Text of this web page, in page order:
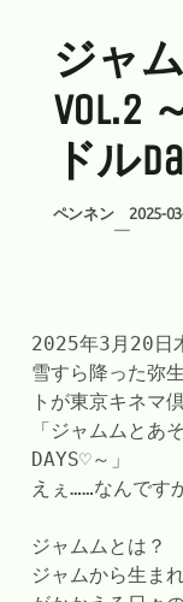
ジャ
vol.2
ドル
ペンネン
—
2025-
2025年3月20日
雪すら降った弥
トが東京キネマ
「ジャムムと
DAYS♡～」
えぇ……なんです
ジャムムとは？
ジャムから生ま